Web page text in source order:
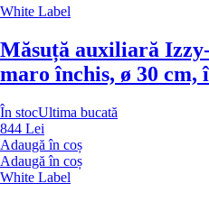
White Label
Măsuță auxiliară Izzy
maro închis, ø 30 cm,
În stocUltima bucată
844 Lei
Adaugă în coș
Adaugă în coș
White Label